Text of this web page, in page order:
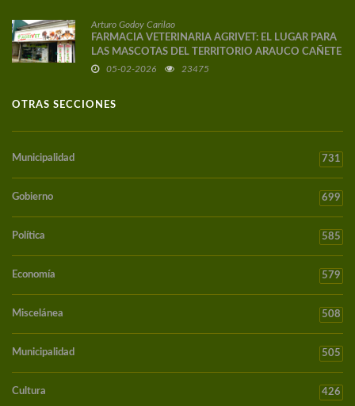
Arturo Godoy Carilao
FARMACIA VETERINARIA AGRIVET: EL LUGAR PARA
LAS MASCOTAS DEL TERRITORIO ARAUCO CAÑETE
05-02-2026 23475
OTRAS SECCIONES
Municipalidad 731
Gobierno 699
Política 585
Economía 579
Miscelánea 508
Municipalidad 505
Cultura 426